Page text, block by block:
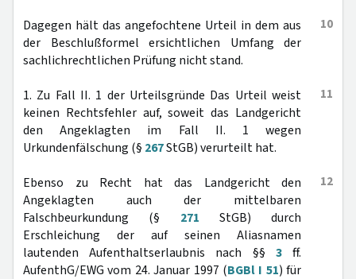
10
Dagegen hält das angefochtene Urteil in dem aus
der Beschlußformel ersichtlichen Umfang der
sachlichrechtlichen Prüfung nicht stand.
11
1. Zu Fall II. 1 der Urteilsgründe Das Urteil weist
keinen Rechtsfehler auf, soweit das Landgericht
den Angeklagten im Fall II. 1 wegen
Urkundenfälschung (§ 267StGB) verurteilt hat.
12
Ebenso zu Recht hat das Landgericht den
Angeklagten auch der mittelbaren
Falschbeurkundung (§ 271 StGB) durch
Erschleichung der auf seinen Aliasnamen
lautenden Aufenthaltserlaubnis nach §§ 3ff.
AufenthG/EWG vom 24. Januar 1997 (BGBl I 51) für